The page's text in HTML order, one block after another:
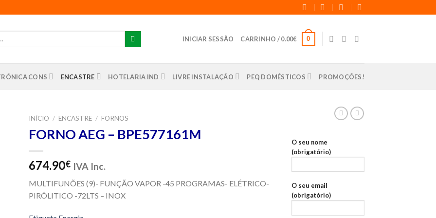
INICIAR SESSÃO CARRINHO /0.00€ 0
CONS ENCASTRE HOTELARIA IND LIVRE INSTALAÇÃO PEQ DOMÉSTICOS PROMOÇÕES!
INÍCIO / ENCASTRE / FORNOS
FORNO AEG – BPE577161M
674.90€ IVA Inc.
MULTIFUNÕES (9)- FUNÇÃO VAPOR -45 PROGRAMAS- ELÉTRICO-
PIRÓLITICO -72LTS – INOX
O seu nome
(obrigatório)
O seu email
(obrigatório)